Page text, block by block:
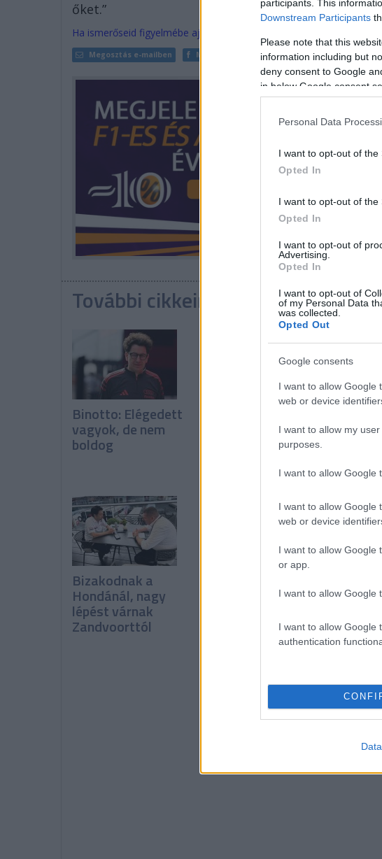
participants. This
Downstream Participants
Please note that this
information including but
deny consent to Google
in below Google consent
Personal Data
I want to opt-out of the
Opted In
I want to opt-out of the
Opted In
I want to opt-out of
Advertising.
Opted In
I want to opt-out of
of my Personal Data
was collected.
Opted Out
Google consents
I want to allow Google
web or device
I want to allow my
purposes.
I want to allow Google
I want to allow Google
web or device
I want to allow Google
or app.
I want to allow Google
I want to allow Google
authentication
őket.”
Ha ismerőseid figyelmébe ajánlanád a cikket, megteheted az alábbi
Megosztás e-mailben Megosztás Facebookon
További cikkeink a témában
Binotto: Elégedett
vagyok, de nem
boldog
de a csapatok
leszavazták a
Bizakodnak a
Hondánál, nagy
lépést várnak
Zandvoorttól
folyamatosan így